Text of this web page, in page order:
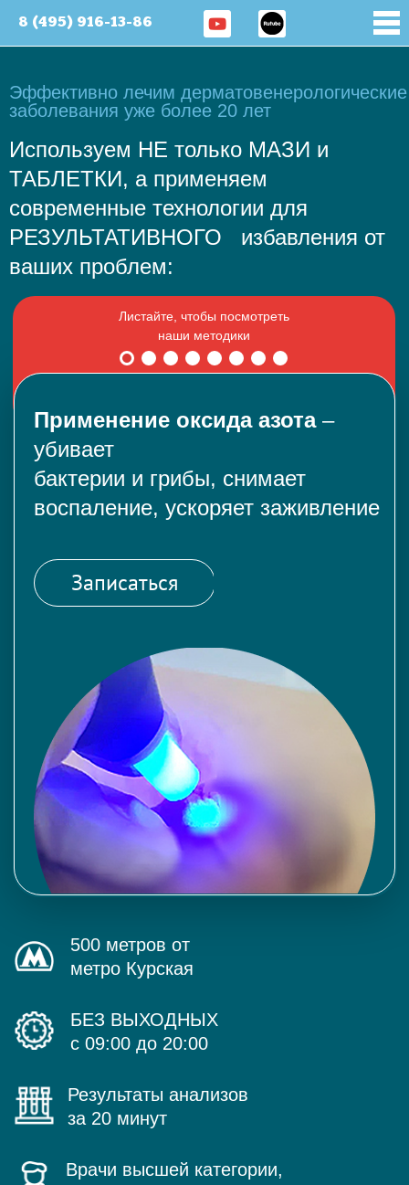
8 (495) 916-13-86
Эффективно лечим дерматовенерологические
заболевания уже более 20 лет
Используем НЕ только МАЗИ и
ТАБЛЕТКИ, а применяем
современные технологии для
РЕЗУЛЬТАТИВНОГО избавления от
ваших проблем:
Применение оксида азота–
убивает
бактерии и грибы, снимает
воспаление, ускоряет заживление
Записаться
500 метров от
метро Курская
БЕЗ ВЫХОДНЫХ
с 09:00 до 20:00
Результаты анализов
за 20 минут
Врачи высшей категории,